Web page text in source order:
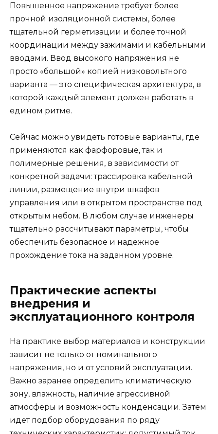
Повышенное напряжение требует более
прочной изоляционной системы, более
тщательной герметизации и более точной
координации между зажимами и кабельными
вводами. Ввод высокого напряжения не
просто «большой» копией низковольтного
варианта — это специфическая архитектура, в
которой каждый элемент должен работать в
едином ритме.
Сейчас можно увидеть готовые варианты, где
применяются как фарфоровые, так и
полимерные решения, в зависимости от
конкретной задачи: трассировка кабельной
линии, размещение внутри шкафов
управления или в открытом пространстве под
открытым небом. В любом случае инженеры
тщательно рассчитывают параметры, чтобы
обеспечить безопасное и надежное
прохождение тока на заданном уровне.
Практические аспекты
внедрения и
эксплуатационного контроля
На практике выбор материалов и конструкции
зависит не только от номинального
напряжения, но и от условий эксплуатации.
Важно заранее определить климатическую
зону, влажность, наличие агрессивной
атмосферы и возможность конденсации. Затем
идет подбор оборудования по ряду